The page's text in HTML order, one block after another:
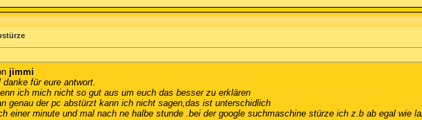
jimmi
danke für eure antwort.
ich mich nicht so gut aus um euch das besser zu erklären
genau der pc abstürzt kann ich nicht sagen,das ist unterschidlich
einer minute und mal nach ne halbe stunde .bei der google suchmaschine stürze ich z.b ab egal wie